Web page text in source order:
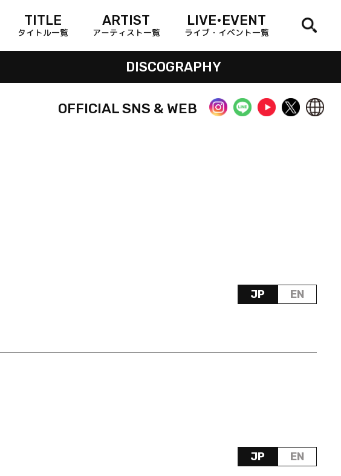
TITLE
タイトル一覧
ARTIST
アーティスト一覧
LIVE•EVENT
ライブ・イベント一覧
DISCOGRAPHY
OFFICIAL SNS & WEB
JP EN
JP EN